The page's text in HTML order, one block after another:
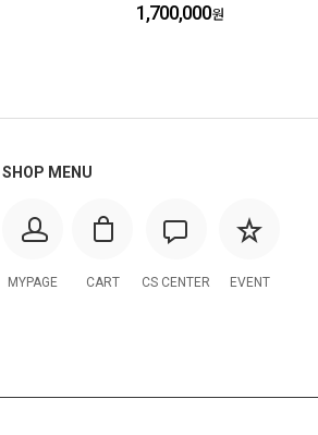
1,700,000원
SHOP MENU
MYPAGE CART CS CENTER EVENT